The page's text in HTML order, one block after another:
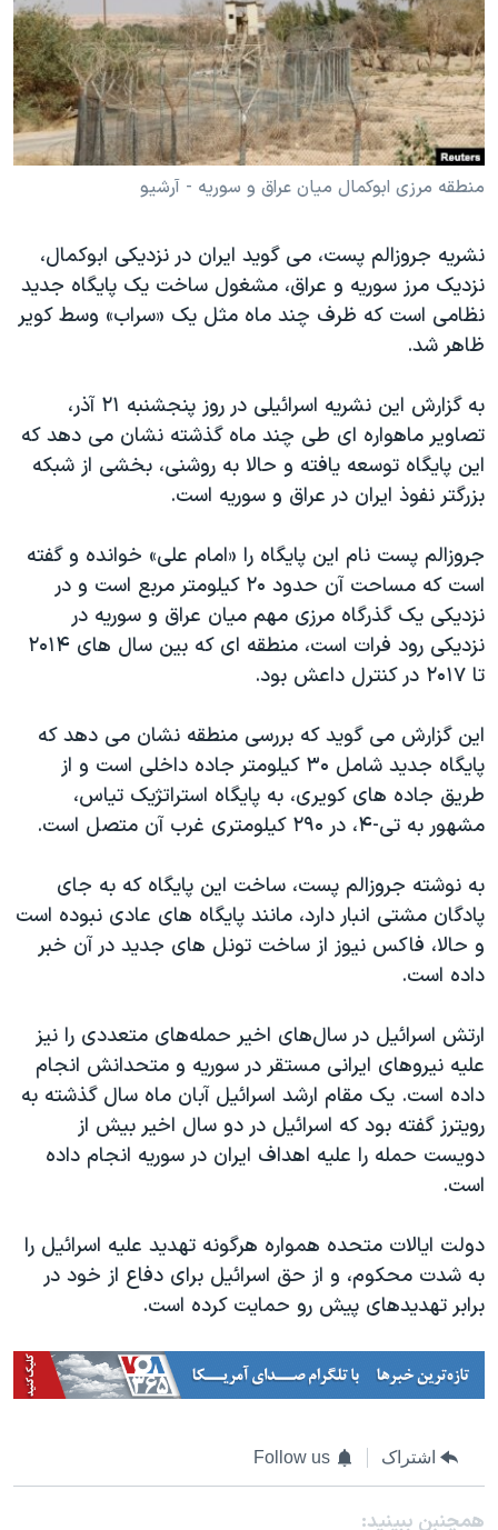
فرهنگ و زندگی
حقوق شهروندی
اقتصادی
علم و فناوری
اسرائیل در جنگ
آرشیو پخش زنده
مستندها
انتخابات ریاست جمهوری آمریکا ۲۰۲۴
حمله جمهوری اسلامی به اسرائیل
رمز مهسا
ورزش زنان در ایران
مجموعه مستندهای دادخواهی
تریبونال مردمی آبان ۹۸
دادگاه حمید نوری
قانون شفافیت دارائی کادر رهبری ایران
اعتراضات مردمی آبان ۹۸
اسرائیل در جنگ
نرگس محمدی برنده جایزه نوبل صلح
همایش محافظه‌کاران آمریکا «سی‌پک»
صفحه‌های ویژه
سفر پرزیدنت ترامپ به چین
دنبال کنید
زبانهای مختلف
منطقه مرزی ابوکمال میان عراق و سوریه - آرشیو
نشریه جروزالم پست، می گوید ایران در نزدیکی ابوکمال،
نزدیک مرز سوریه و عراق، مشغول ساخت یک پایگاه جدید
نظامی است که ظرف چند ماه مثل یک «سراب» وسط کویر
ظاهر شد.
به گزارش این نشریه اسرائیلی در روز پنجشنبه ۲۱ آذر،
تصاویر ماهواره ای طی چند ماه گذشته نشان می دهد که
این پایگاه توسعه یافته و حالا به روشنی، بخشی از شبکه
بزرگتر نفوذ ایران در عراق و سوریه است.
جروزالم پست نام این پایگاه را «امام علی» خوانده و گفته
است که مساحت آن حدود ۲۰ کیلومتر مربع است و در
نزدیکی یک گذرگاه مرزی مهم میان عراق و سوریه در
نزدیکی رود فرات است، منطقه ای که بین سال های ۲۰۱۴
تا ۲۰۱۷ در کنترل داعش بود.
این گزارش می گوید که بررسی منطقه نشان می دهد که
پایگاه جدید شامل ۳۰ کیلومتر جاده داخلی است و از
طریق جاده های کویری، به پایگاه استراتژیک تیاس،
مشهور به تی-۴، در ۲۹۰ کیلومتری غرب آن متصل است.
به نوشته جروزالم پست، ساخت این پایگاه که به جای
پادگان مشتی انبار دارد، مانند پایگاه های عادی نبوده است
و حالا، فاکس نیوز از ساخت تونل های جدید در آن خبر
داده است.
ارتش اسرائیل در سال‌های اخیر حمله‌های متعددی را نیز
علیه نیروهای ایرانی مستقر در سوریه و متحدانش انجام
داده است. یک مقام ارشد اسرائیل آبان ماه سال گذشته به
رویترز گفته بود که اسرائیل در دو سال اخیر بیش از
دویست حمله را علیه اهداف ایران در سوریه انجام داده
است.
دولت ایالات متحده همواره هرگونه تهدید علیه اسرائیل را
به شدت محکوم، و از حق اسرائیل برای دفاع از خود در
برابر تهدیدهای پیش رو حمایت کرده است.
اشتراک Follow us
همچنبن ببینید: